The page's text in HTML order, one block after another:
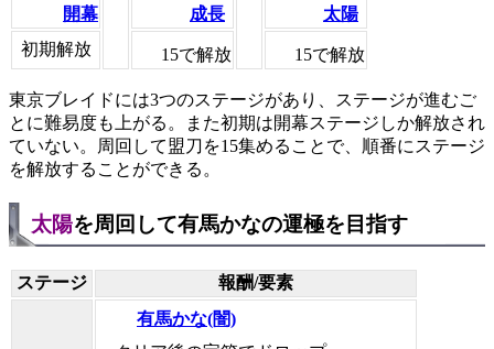
開幕 成長
太陽
初期解放
15で解放 15で解放
東京ブレイドには3つのステージがあり、ステージが進むご
とに難易度も上がる。また初期は開幕ステージしか解放され
ていない。周回して盟刀を15集めることで、順番にステージ
を解放することができる。
太陽を周回して有馬かなの運極を目指す
ステージ 報酬/要素
有馬かな(闇)